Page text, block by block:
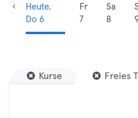
Heute,
Do 6
Fr
7
Sa
8
Kurse Freies